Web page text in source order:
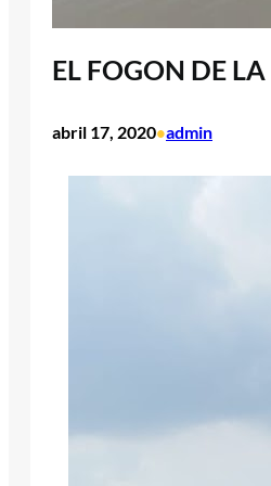
EL FOGON DE
abril 17, 2020•admin